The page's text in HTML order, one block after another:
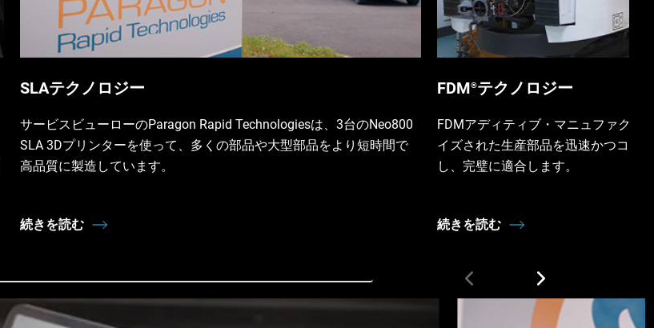
SLAテクノロジー
サービスビューローのParagon Rapid Technologiesは、3台のNeo800
SLA 3Dプリンターを使って、多くの部品や大型部品をより短時間で
高品質に製造しています。
続きを読む
FDM®テクノロジー
FDMアディティブ・マニュファクチ
イズされた生産部品を迅速かつコス
し、完璧に適合します。
続きを読む